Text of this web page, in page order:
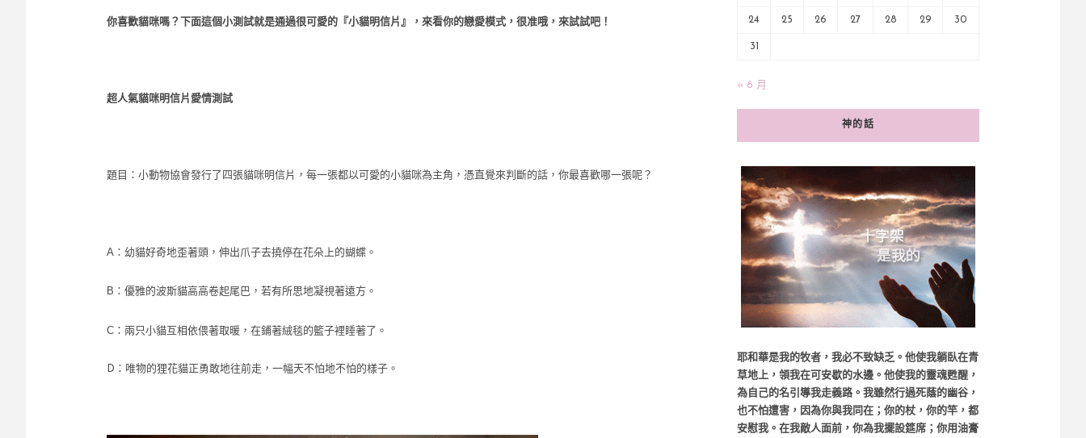
你喜歡貓咪嗎？下面這個小測試就是通過很可愛的『小貓明信片』，來看你的戀愛模式，很准哦，來試試吧！
超人氣貓咪明信片愛情測試
題目：小動物協會發行了四張貓咪明信片，每一張都以可愛的小貓咪為主角，憑直覺來判斷的話，你最喜歡哪一張呢？
A： 幼貓好奇地歪著頭，伸出爪子去撓停在花朵上的蝴蝶。
B： 優雅的波斯貓高高卷起尾巴，若有所思地凝視著遠方。
C： 兩只小貓互相依偎著取暖，在鋪著絨毯的籃子裡睡著了。
D：唯物的狸花貓正勇敢地往前走，一幅天不怕地不怕的樣子。
24 25 26 27 28 29 30
31
« 6 月
神的話
耶和華是我的牧者，我必不致缺乏。他使我躺臥在青
草地上，領我在可安歇的水邊。他使我的靈魂甦醒，
為自己的名引導我走義路。我雖然行過死蔭的幽谷，
也不怕遭害，因為你與我同在；你的杖，你的竿，都
安慰我。在我敵人面前，你為我擺設筵席；你用油膏